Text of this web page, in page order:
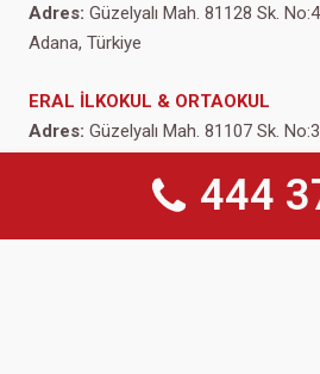
Adres: Güzelyalı Mah. 81128 Sk.
Adana, Türkiye
ERAL İLKOKUL & ORTAOKUL
Adres: Güzelyalı Mah. 81107 Sk.
ERAL ANADOLU – FEN LİSESİ
444